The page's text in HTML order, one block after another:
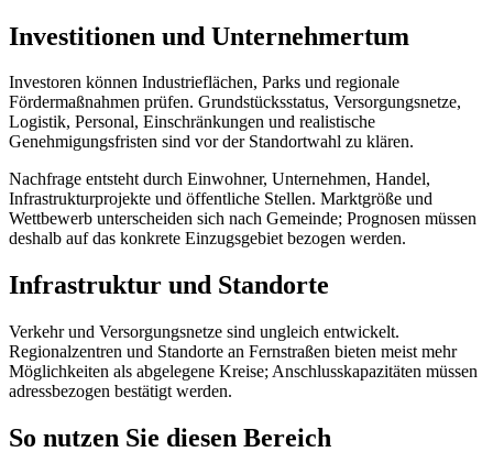
Investitionen und Unternehmertum
Investoren können Industrieflächen, Parks und regionale
Fördermaßnahmen prüfen. Grundstücksstatus, Versorgungsnetze,
Logistik, Personal, Einschränkungen und realistische
Genehmigungsfristen sind vor der Standortwahl zu klären.
Nachfrage entsteht durch Einwohner, Unternehmen, Handel,
Infrastrukturprojekte und öffentliche Stellen. Marktgröße und
Wettbewerb unterscheiden sich nach Gemeinde; Prognosen müssen
deshalb auf das konkrete Einzugsgebiet bezogen werden.
Infrastruktur und Standorte
Verkehr und Versorgungsnetze sind ungleich entwickelt.
Regionalzentren und Standorte an Fernstraßen bieten meist mehr
Möglichkeiten als abgelegene Kreise; Anschlusskapazitäten müssen
adressbezogen bestätigt werden.
So nutzen Sie diesen Bereich